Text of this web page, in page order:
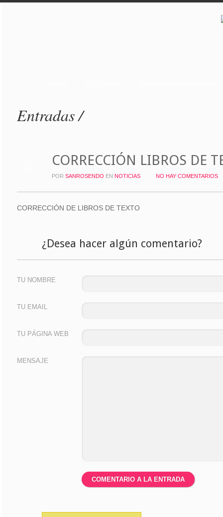
Entradas /
CORRECCIÓN LIBROS DE
POR SANROSENDO EN NOTICIAS NO HAY COMENTARIOS
CORRECCIÓN DE LIBROS DE TEXTO
¿Desea hacer algún comentario?
TU NOMBRE
TU EMAIL
TU PÁGINA WEB
MENSAJE